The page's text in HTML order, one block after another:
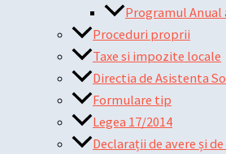
Programul
Proceduri proprii
Taxe si impozite locale
Directia de Asistenta
Formulare tip
Legea 17/2014
Declarații de avere și